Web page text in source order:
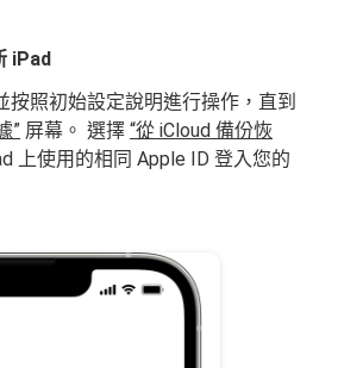
iPad
按照初始設定說明進行操作，直到
” 屏幕。 選擇“從 iCloud 備份恢
上使用的相同 Apple ID 登入您的